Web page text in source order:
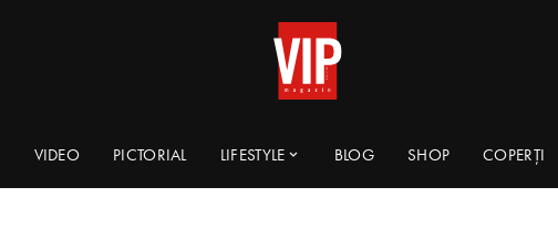
VIDEO PICTORIAL LIFESTYLE BLOG SHOP COPERȚI